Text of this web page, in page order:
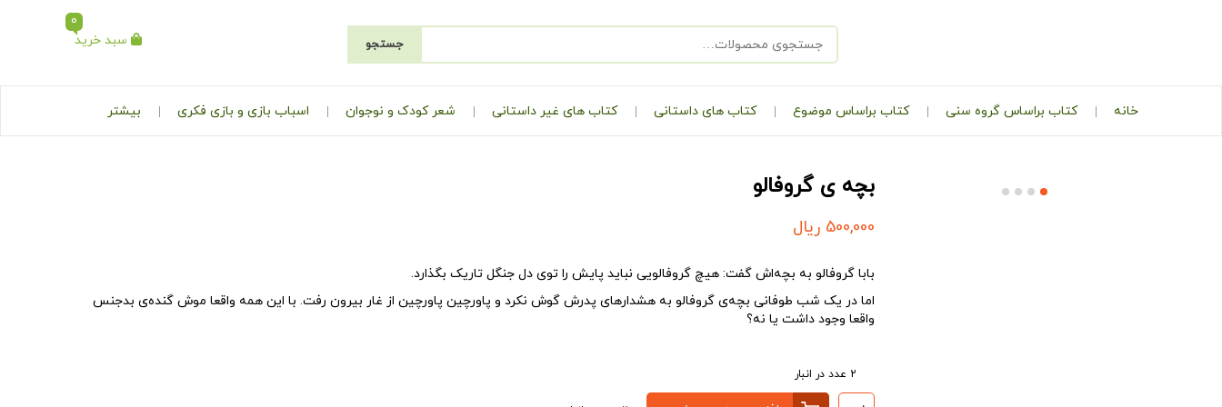
جستجو سبد خرید
0
خانه کتاب براساس گروه سنی کتاب براساس موضوع کتاب های داستانی کتاب های غیر داستانی شعر کودک و نوجوان اسباب بازی و بازی فکری بیشتر
بچه ی گروفالو
500,000 ریال
بابا گروفالو به بچه‌اش گفت: هیچ گروفالویی نباید پایش را توی دل جنگل تاریک بگذارد.
اما در یک شب طوفانی بچه‌‌ی گروفالو به هشدارهای پدرش گوش نکرد و پاورچین پاورچین از غار بیرون رفت. با این همه واقعا موش گنده‌ی بدجنس
واقعا وجود داشت یا نه؟
2 عدد در انبار